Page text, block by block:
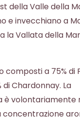
della Valle della
e invecchiano a
la Vallata della
composti a 75% di
di Chardonnay. La
è volontariamente